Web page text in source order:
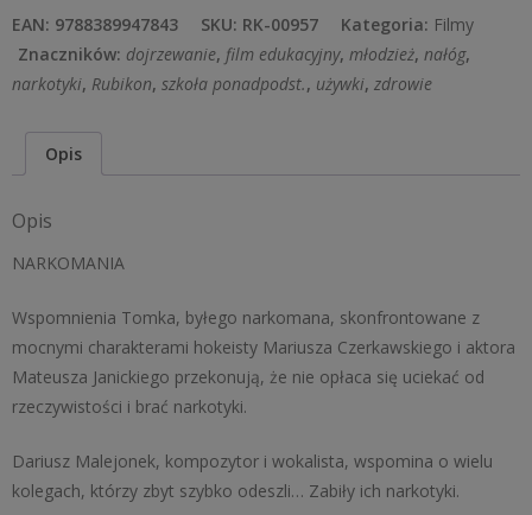
EAN: 9788389947843 SKU: RK-00957 Kategoria: Filmy
Znaczników: dojrzewanie, film edukacyjny, młodzież, nałóg,
narkotyki, Rubikon, szkoła ponadpodst., używki, zdrowie
Opis
Opis
NARKOMANIA
Wspomnienia Tomka, byłego narkomana, skonfrontowane z
mocnymi charakterami hokeisty Mariusza Czerkawskiego i aktora
Mateusza Janickiego przekonują, że nie opłaca się uciekać od
rzeczywistości i brać narkotyki.
Dariusz Malejonek, kompozytor i wokalista, wspomina o wielu
kolegach, którzy zbyt szybko odeszli… Zabiły ich narkotyki.